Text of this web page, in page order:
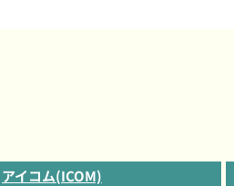
アイコム(ICOM)